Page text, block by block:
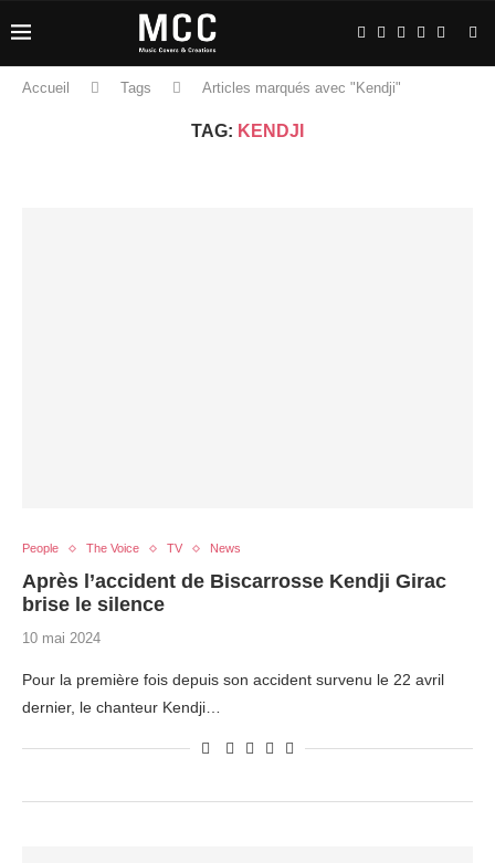
Accueil Tags Articles marqués avec "Kendji"
TAG: KENDJI
People The Voice TV News
Après l’accident de Biscarrosse Kendji Girac
brise le silence
10 mai 2024
Pour la première fois depuis son accident survenu le 22 avril
dernier, le chanteur Kendji…